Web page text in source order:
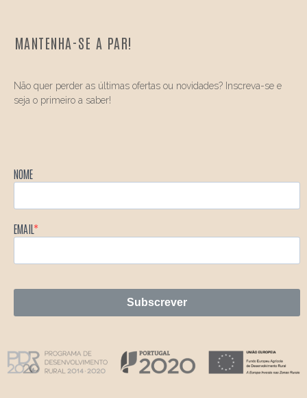
MANTENHA-SE A PAR!
Não quer perder as últimas ofertas ou novidades? Inscreva-se e
seja o primeiro a saber!
NOME
EMAIL
Subscrever